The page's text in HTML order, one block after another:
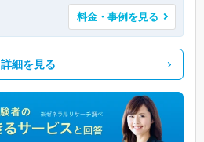
料金・事例を見る
詳細を見る